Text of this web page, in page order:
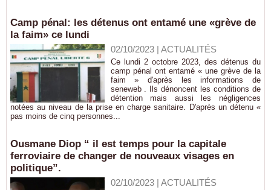
Camp pénal: les détenus ont entamé une «grève de
la faim» ce lundi
02/10/2023| ACTUALITÉS
Ce lundi 2 octobre 2023, des détenus du
camp pénal ont entamé « une grève de la
faim » d'après les informations de
seneweb . Ils dénoncent les conditions de
détention mais aussi les négligences
notées au niveau de la prise en charge sanitaire. D'après un détenu «
pas moins de cinq personnes...
Ousmane Diop “ il est temps pour la capitale
ferroviaire de changer de nouveaux visages en
politique”.
02/10/2023| ACTUALITÉS